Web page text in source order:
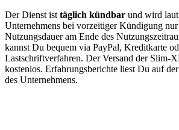
Der Dienst ist täglich kündbar und wird laut
Unternehmens bei vorzeitiger Kündigung
Nutzungsdauer am Ende des
kannst Du bequem via PayPal, Kreditkarte
Lastschriftverfahren. Der Versand der Slim-
kostenlos. Erfahrungsberichte liest Du auf
des Unternehmens.